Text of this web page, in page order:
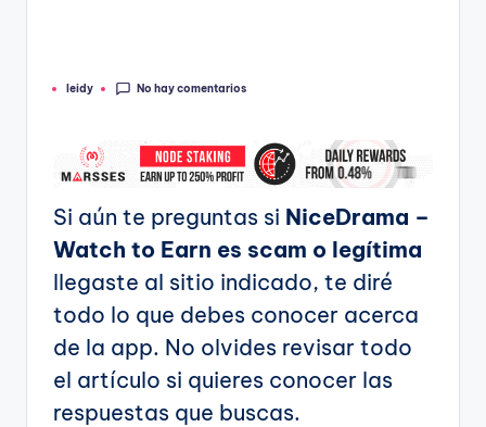
Publicado
leidy No hay comentarios
Si aún te preguntas si NiceDrama –
Watch to Earn es scam o legítima
llegaste al sitio indicado, te diré
todo lo que debes conocer acerca
de la app. No olvides revisar todo
el artículo si quieres conocer las
respuestas que buscas.